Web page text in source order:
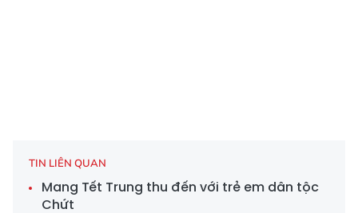
TIN LIÊN QUAN
Mang Tết Trung thu đến với trẻ em dân tộc
Chứt